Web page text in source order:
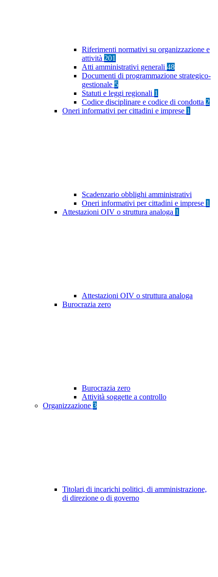
Riferimenti normativi su organizzazione e
attività 201
Atti amministrativi generali 48
Documenti di programmazione strategico-
gestionale 5
Statuti e leggi regionali 1
Codice disciplinare e codice di condotta 2
Oneri informativi per cittadini e imprese 1
Scadenzario obblighi amministrativi
Oneri informativi per cittadini e imprese 1
Attestazioni OIV o struttura analoga 1
Attestazioni OIV o struttura analoga
Burocrazia zero
Burocrazia zero
Attività soggette a controllo
Organizzazione 3
Titolari di incarichi politici, di amministrazione,
di direzione o di governo